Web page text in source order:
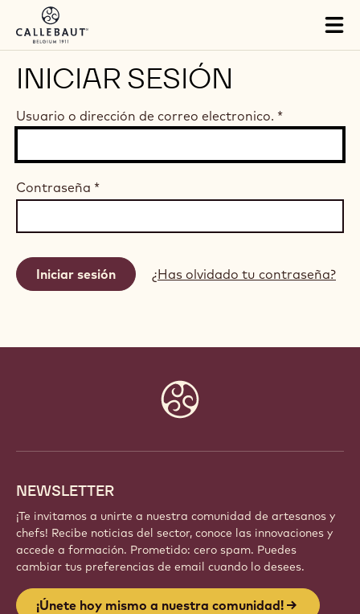
Skip to main content
INICIAR SESIÓN
Usuario o dirección de correo electronico. *
Contraseña *
¿Has olvidado tu contraseña?
NEWSLETTER
¡Te invitamos a unirte a nuestra comunidad de artesanos y
chefs! Recibe noticias del sector, conoce las innovaciones y
accede a formación. Prometido: cero spam. Puedes
cambiar tus preferencias de email cuando lo desees.
¡Únete hoy mismo a nuestra comunidad!